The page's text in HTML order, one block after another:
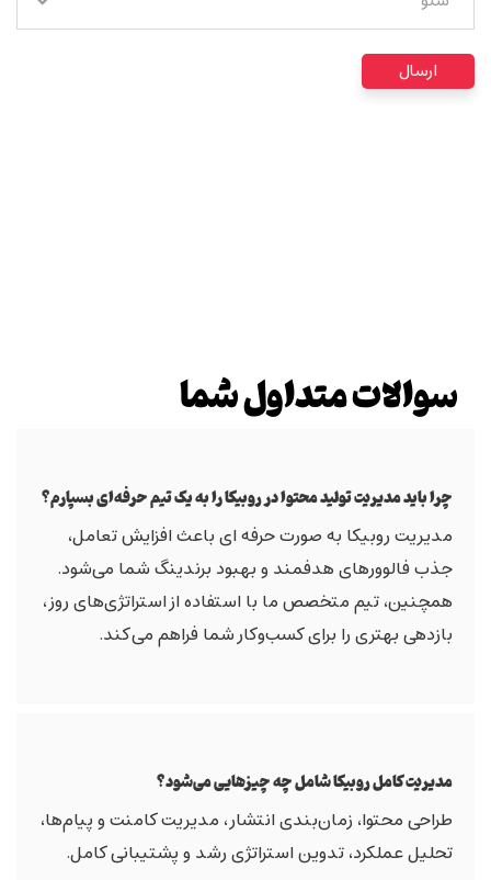
سوالات متداول شما
چرا باید مدیریت تولید محتوا در روبیکا را به یک تیم حرفه‌ای بسپارم؟
مدیریت روبیکا به صورت حرفه ای باعث افزایش تعامل،
جذب فالوورهای هدفمند و بهبود برندینگ شما می‌شود.
همچنین، تیم متخصص ما با استفاده از استراتژی‌های روز،
بازدهی بهتری را برای کسب‌وکار شما فراهم می‌کند.
مدیریت کامل روبیکا شامل چه چیزهایی می‌شود؟
طراحی محتوا، زمان‌بندی انتشار، مدیریت کامنت و پیام‌ها،
تحلیل عملکرد، تدوین استراتژی رشد و پشتیبانی کامل.